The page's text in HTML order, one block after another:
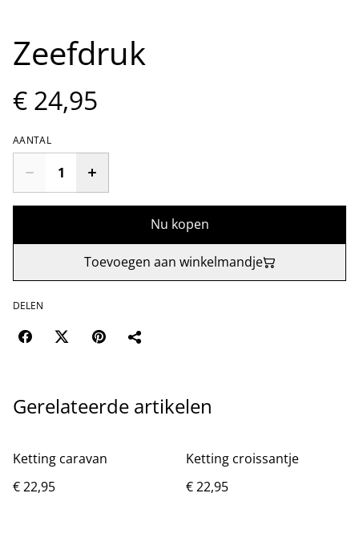
Zeefdruk
€ 24,95
AANTAL
Nu kopen
Toevoegen aan winkelmandje
DELEN
Gerelateerde artikelen
Ketting caravan
€ 22,95
Ketting croissantje
€ 22,95